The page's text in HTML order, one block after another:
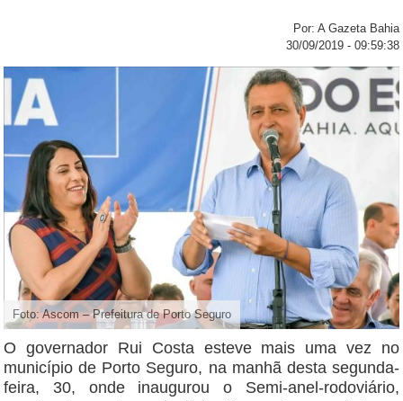
Por: A Gazeta Bahia
30/09/2019 - 09:59:38
Foto: Ascom – Prefeitura de Porto Seguro
O governador Rui Costa esteve mais uma vez no
município de Porto Seguro, na manhã desta segunda-
feira, 30, onde inaugurou o Semi-anel-rodoviário,